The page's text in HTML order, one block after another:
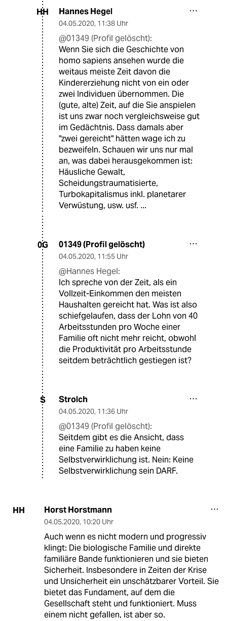
HH Hannes Hegel
04.05.2020, 11:38 Uhr
@01349 (Profil gelöscht):
Wenn Sie sich die Geschichte von
homo sapiens ansehen wurde die
weitaus meiste Zeit davon die
Kindererziehung nicht von ein oder
zwei Individuen übernommen. Die
(gute, alte) Zeit, auf die Sie anspielen
ist uns zwar noch vergleichsweise gut
im Gedächtnis. Dass damals aber
"zwei gereicht" hätten wage ich zu
bezweifeln. Schauen wir uns nur mal
an, was dabei herausgekommen ist:
Häusliche Gewalt,
Scheidungstraumatisierte,
Turbokapitalismus inkl. planetarer
Verwüstung, usw. usf. ...
0G 01349 (Profil gelöscht)
04.05.2020, 11:55 Uhr
@Hannes Hegel:
Ich spreche von der Zeit, als ein
Vollzeit-Einkommen den meisten
Haushalten gereicht hat. Was ist also
schiefgelaufen, dass der Lohn von 40
Arbeitsstunden pro Woche einer
Familie oft nicht mehr reicht, obwohl
die Produktivität pro Arbeitsstunde
seitdem beträchtlich gestiegen ist?
S Strolch
04.05.2020, 11:36 Uhr
@01349 (Profil gelöscht):
Seitdem gibt es die Ansicht, dass
eine Familie zu haben keine
Selbstverwirklichung ist. Nein: Keine
Selbstverwirklichung sein DARF.
HH Horst Horstmann
04.05.2020, 10:20 Uhr
Auch wenn es nicht modern und progressiv
klingt: Die biologische Familie und direkte
familiäre Bande funktionieren und sie bieten
Sicherheit. Insbesondere in Zeiten der Krise
und Unsicherheit ein unschätzbarer Vorteil. Sie
bietet das Fundament, auf dem die
Gesellschaft steht und funktioniert. Muss
einem nicht gefallen, ist aber so.